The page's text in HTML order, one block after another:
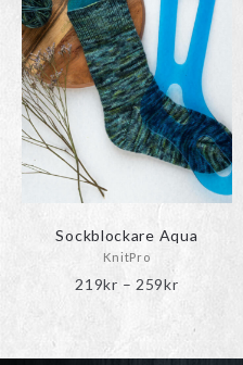
Sockblockare Aqua
KnitPro
219kr – 259kr
till
259kr
har
flera
varianter.
De
olika
alternativen
kan